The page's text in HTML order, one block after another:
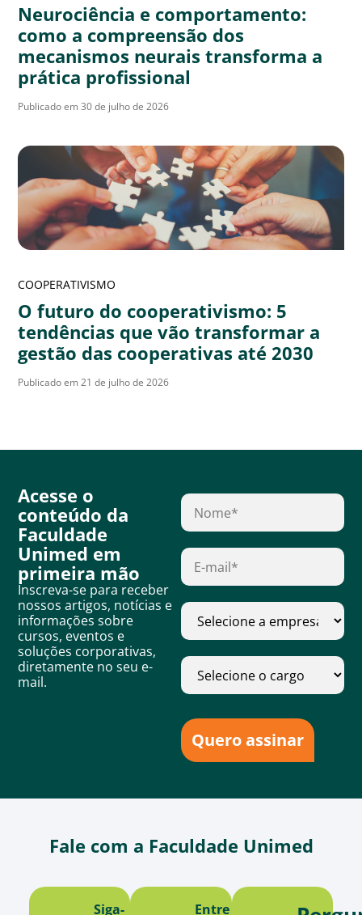
Neurociência e comportamento:
como a compreensão dos
mecanismos neurais transforma a
prática profissional
Publicado em 30 de julho de 2026
COOPERATIVISMO
O futuro do cooperativismo: 5
tendências que vão transformar a
gestão das cooperativas até 2030
Publicado em 21 de julho de 2026
Acesse o
conteúdo da
Faculdade
Unimed em
primeira mão
Inscreva-se para receber
nossos artigos, notícias e
informações sobre
cursos, eventos e
soluções corporativas,
diretamente no seu e-
mail.
Quero assinar
Fale com a Faculdade Unimed
Siga- Entre